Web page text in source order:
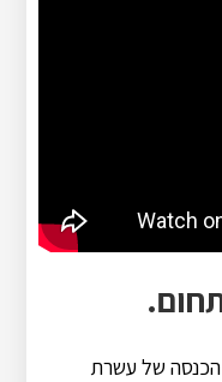
הכנסה של עשרת